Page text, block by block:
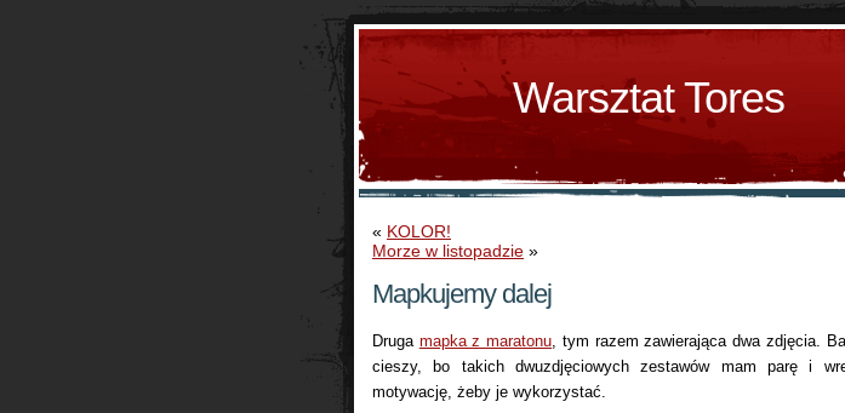
Warsztat Tores
« KOLOR!
Morze w listopadzie »
Mapkujemy dalej
Druga mapka z maratonu, tym razem zawierająca dwa zdjęcia.
cieszy, bo takich dwuzdjęciowych zestawów mam parę i
motywację, żeby je wykorzystać.